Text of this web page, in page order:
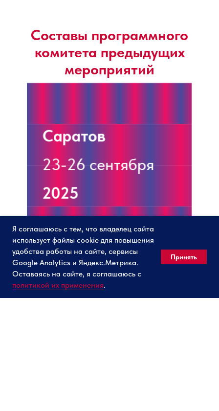
Составы программного
комитета предыдущих
мероприятий
Я соглашаюсь с тем, что владелец сайта
использует файлы cookie для повышения
удобства работы на сайте, сервисы
Google Analytics и Яндекс.Метрика.
Оставаясь на сайте, я соглашаюсь с
политикой их применения.
Принять